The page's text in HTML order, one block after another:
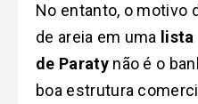
No entanto, o motivo
de areia em uma
de Paratynão é o
boa estrutura